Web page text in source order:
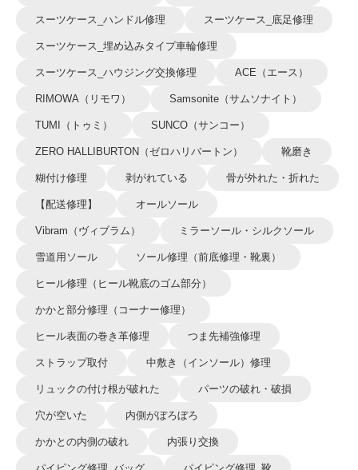
スーツケース_ハンドル修理 スーツケース_底足修理
スーツケース_埋め込みタイプ車輪修理
スーツケース_ハウジング交換修理 ACE（エース）
RIMOWA（リモワ） Samsonite（サムソナイト）
TUMI（トゥミ） SUNCO（サンコー）
ZERO HALLIBURTON（ゼロハリバートン） 靴磨き
糊付け修理 剥がれている 骨が外れた・折れた
【配送修理】 オールソール
Vibram（ヴィブラム） ミラーソール・シルクソール
雪道用ソール ソール修理（前底修理・靴裏）
ヒール修理（ヒール靴底のゴム部分）
かかと部分修理（コーナー修理）
ヒール表面の巻き革修理 つま先補強修理
ストラップ取付 中敷き（インソール）修理
リュックの付け根が破れた パーツの破れ・破損
穴が空いた 内側がぼろぼろ
かかとの内側の破れ 内張り交換